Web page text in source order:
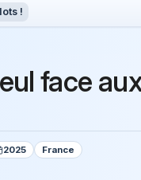
!
face
2025 France